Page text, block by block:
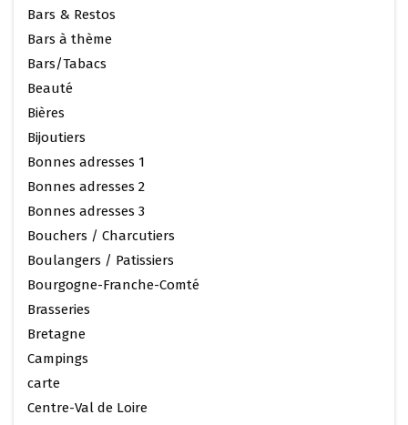
Bars & Restos
Bars à thème
Bars/Tabacs
Beauté
Bières
Bijoutiers
Bonnes adresses 1
Bonnes adresses 2
Bonnes adresses 3
Bouchers / Charcutiers
Boulangers / Patissiers
Bourgogne-Franche-Comté
Brasseries
Bretagne
Campings
carte
Centre-Val de Loire